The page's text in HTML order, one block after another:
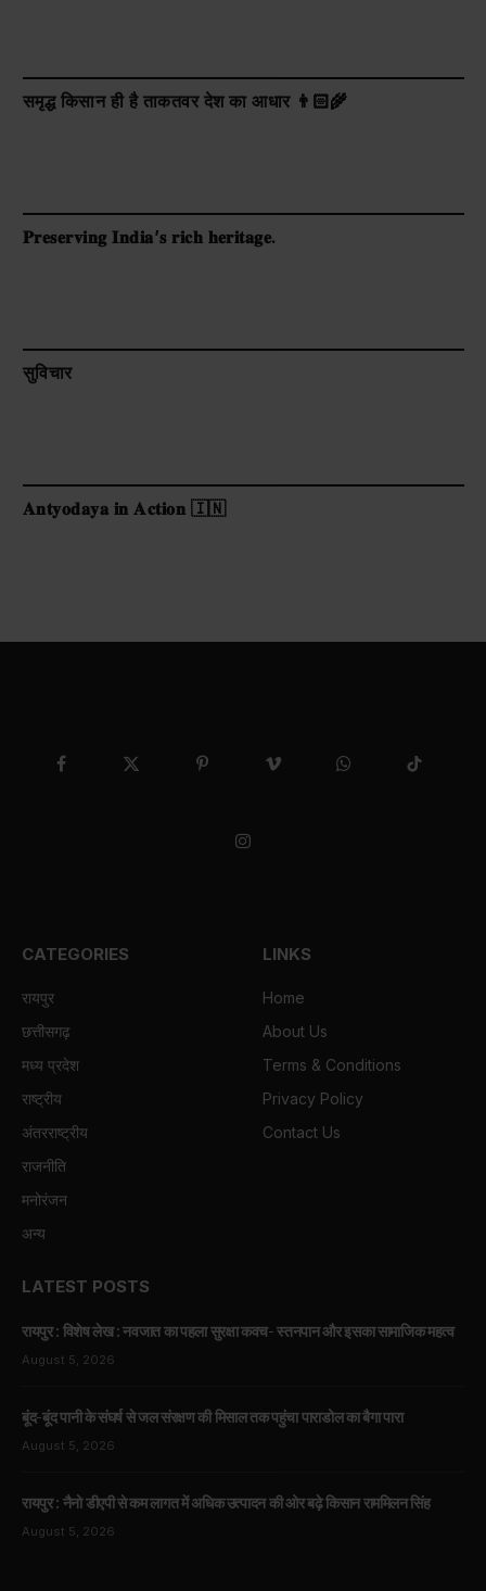
समृद्ध किसान ही है ताकतवर देश का आधार 👨🏻‍🌾
𝐏𝐫𝐞𝐬𝐞𝐫𝐯𝐢𝐧𝐠 𝐈𝐧𝐝𝐢𝐚’𝐬 𝐫𝐢𝐜𝐡 𝐡𝐞𝐫𝐢𝐭𝐚𝐠𝐞.
सुविचार
𝐀𝐧𝐭𝐲𝐨𝐝𝐚𝐲𝐚 𝐢𝐧 𝐀𝐜𝐭𝐢𝐨𝐧 🇮🇳
FacebookX
Pinterest Vimeo WhatsAppTikTok
Instagram
CATEGORIES
रायपुर
छत्तीसगढ़
मध्य प्रदेश
राष्ट्रीय
अंतरराष्ट्रीय
राजनीति
मनोरंजन
अन्य
LINKS
Home
About Us
Terms & Conditions
Privacy Policy
Contact Us
LATEST POSTS
रायपुर : विशेष लेख : नवजात का पहला सुरक्षा कवच- स्तनपान और इसका सामाजिक महत्व
August 5, 2026
बूंद-बूंद पानी के संघर्ष से जल संरक्षण की मिसाल तक पहुंचा पाराडोल का बैगा पारा
August 5, 2026
रायपुर : नैनो डीएपी से कम लागत में अधिक उत्पादन की ओर बढ़े किसान राममिलन सिंह
August 5, 2026